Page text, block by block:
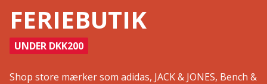
FERIEBUTIK
UNDER DKK200
Shop store mærker som adidas, JACK & JONES, Bench &